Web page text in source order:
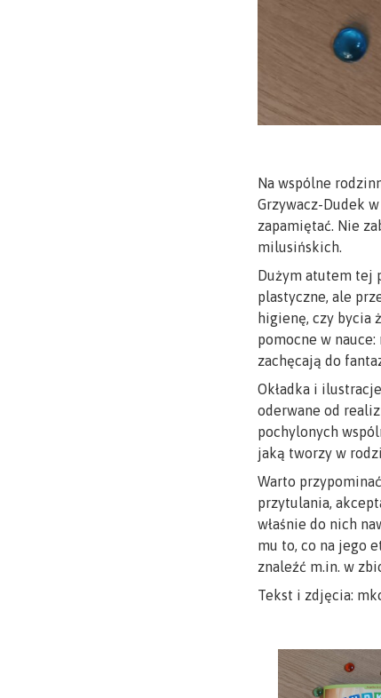
Na wspólne
Grzywacz-Dudek
zapamiętać. Nie
milusińskich.
Dużym atutem tej
plastyczne, ale
higienę, czy bycia
pomocne w
zachęcają do
Okładka i
oderwane od
pochylonych
jaką tworzy w
Warto
przytulania,
właśnie do nich
mu to, co na jego
znaleźć m.in. w
Tekst i zdjęcia: